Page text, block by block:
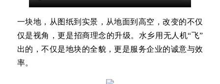
一块地，从图纸到实景，从地面到高空，改变的不仅
仅是视角，更是招商理念的升级。水乡用无人机“飞”
出的，不仅是地块的全貌，更是服务企业的诚意与效
率。